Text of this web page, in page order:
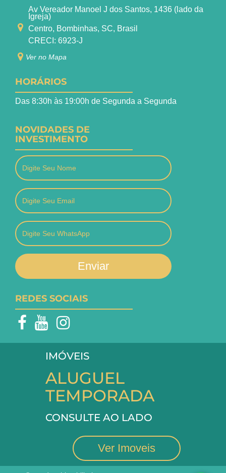
Av Vereador Manoel J dos Santos, 1436 (lado da
Igreja)
Centro, Bombinhas, SC, Brasil
CRECI: 6923-J
Ver no Mapa
HORÁRIOS
Das 8:30h às 19:00h de Segunda a Segunda
NOVIDADES DE
INVESTIMENTO
Enviar
REDES SOCIAIS
IMÓVEIS
ALUGUEL
TEMPORADA
CONSULTE AO LADO
Ver Imoveis